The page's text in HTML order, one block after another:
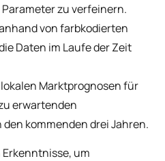
zu verfeinern.
von farbkodierten
Daten im Laufe der Zeit
Marktprognosen für
erwartenden
kommenden drei Jahren.
um